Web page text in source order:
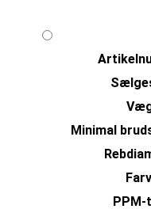
Minimal
PPM-